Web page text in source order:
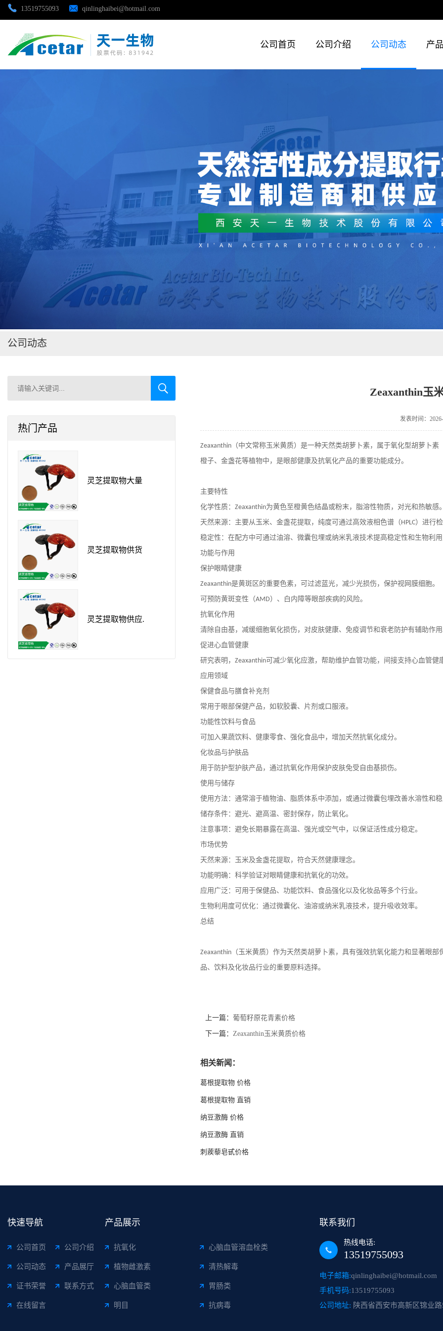
13519755093 qinlinghaibei@hotmail.com
公司首页 公司介绍 公司动态 产
在线留言
公司动态
热门产品
灵芝提取物大量
灵芝提取物供货
灵芝提取物供应.
Zeaxanthin玉
发表时间：
Zeaxanthin （中文常称玉米黄质）是一种天然类胡萝卜素，属于氧化型胡萝卜素
橙子、金盏花等植物中，是眼部健康及抗氧化产品的重要功能成分。
主要特性
化学性质： Zeaxanthin为黄色至橙黄色结晶或粉末，脂溶性物质，对光和热敏感
天然来源：主要从玉米、金盏花提取，纯度可通过高效液相色谱（HPLC）进行
稳定性：在配方中可通过油溶、微囊包埋或纳米乳液技术提高稳定性和生物利
功能与作用
保护眼睛健康
Zeaxanthin是黄斑区的重要色素，可过滤蓝光，减少光损伤，保护视网膜细胞。
可预防黄斑变性（AMD）、白内障等眼部疾病的风险。
抗氧化作用
清除自由基，减缓细胞氧化损伤，对皮肤健康、免疫调节和衰老防护有辅助作
促进心血管健康
研究表明， Zeaxanthin可减少氧化应激，帮助维护血管功能，间接支持心血管健
应用领域
保健食品与膳食补充剂
常用于眼部保健产品，如软胶囊、片剂或口服液。
功能性饮料与食品
可加入果蔬饮料、健康零食、强化食品中，增加天然抗氧化成分。
化妆品与护肤品
用于防护型护肤产品，通过抗氧化作用保护皮肤免受自由基损伤。
使用与储存
使用方法：通常溶于植物油、脂质体系中添加，或通过微囊包埋改善水溶性和
储存条件：避光、避高温、密封保存，防止氧化。
注意事项：避免长期暴露在高温、强光或空气中，以保证活性成分稳定。
市场优势
天然来源：玉米及金盏花提取，符合天然健康理念。
功能明确：科学验证对眼睛健康和抗氧化的功效。
应用广泛：可用于保健品、功能饮料、食品强化以及化妆品等多个行业。
生物利用度可优化：通过微囊化、油溶或纳米乳液技术，提升吸收效率。
总结
Zeaxanthin （玉米黄质）作为天然类胡萝卜素，具有强效抗氧化能力和显著眼
品、饮料及化妆品行业的重要原料选择。
上一篇： 葡萄籽原花青素价格
下一篇： Zeaxanthin玉米黄质价格
相关新闻：
葛根提取物 价格
葛根提取物 直销
纳豆激酶 价格
纳豆激酶 直销
刺蒺藜皂甙价格
快速导航
公司首页 公司介绍
公司动态 产品展厅
证书荣誉 联系方式
在线留言
产品展示
抗氧化 心脑血管溶血栓类
植物雌激素 清热解毒
心脑血管类 胃肠类
明目 抗病毒
联系我们
热线电话:
13519755093
电子邮箱:qinlinghaibei@hotmail.com
手机号码:13519755093
公司地址: 陕西省西安市高新区锦业